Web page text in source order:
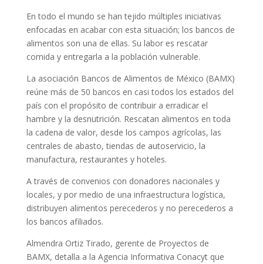
En todo el mundo se han tejido múltiples iniciativas
enfocadas en acabar con esta situación; los bancos de
alimentos son una de ellas. Su labor es rescatar
comida y entregarla a la población vulnerable.
La asociación Bancos de Alimentos de México (BAMX)
reúne más de 50 bancos en casi todos los estados del
país con el propósito de contribuir a erradicar el
hambre y la desnutrición. Rescatan alimentos en toda
la cadena de valor, desde los campos agrícolas, las
centrales de abasto, tiendas de autoservicio, la
manufactura, restaurantes y hoteles.
A través de convenios con donadores nacionales y
locales, y por medio de una infraestructura logística,
distribuyen alimentos perecederos y no perecederos a
los bancos afiliados.
Almendra Ortiz Tirado, gerente de Proyectos de
BAMX, detalla a la Agencia Informativa Conacyt que